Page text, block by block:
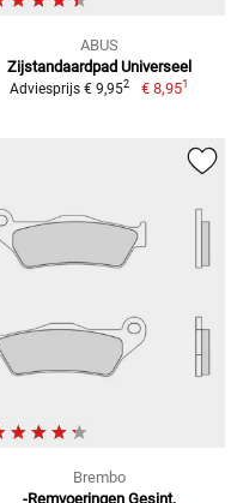
ABUS
Zijstandaardpad Universeel
Adviesprijs € 9,952 € 8,951
Brembo
-Remvoeringen Gesint.